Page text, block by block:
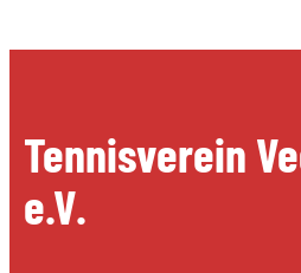
Tennisverein
e.V.